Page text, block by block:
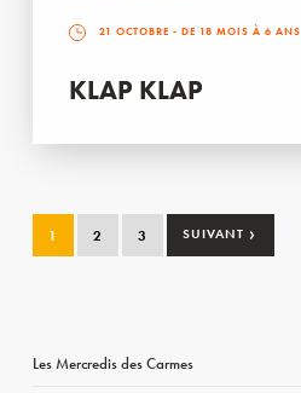
21 OCTOBRE - DE 18 MOIS À 6 ANS
KLAP KLAP
1 2 3 SUIVANT ›
Les Mercredis des Carmes